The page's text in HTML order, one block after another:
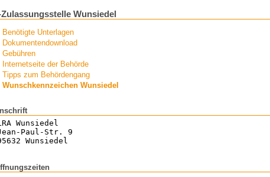
Zulassungsstelle Wunsiedel
Benötigte Unterlagen
Dokumentendownload
Gebühren
Internetseite der Behörde
Tipps zum Behördengang
Wunschkennzeichen Wunsiedel
Wunsiedel
Paul-Str. 9
Wunsiedel